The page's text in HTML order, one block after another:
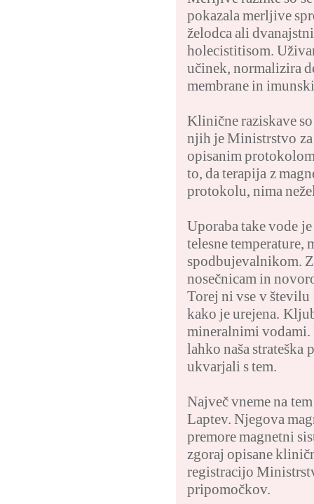
pokazala merljive
želodca ali
holecistitisom.
učinek, normalizira
membrane in
Klinične raziskave
njih je Ministrstvo
opisanim
to, da terapija z
protokolu, nima
Uporaba take vode
telesne temperature,
spodbujevalnikom.
nosečnicam in
Torej ni vse v
kako je urejena.
mineralnimi vodami.
lahko naša strateška
ukvarjali s tem.
Največ vneme na
Laptev. Njegova
premore magnetni
zgoraj opisane
registracijo
pripomočkov.